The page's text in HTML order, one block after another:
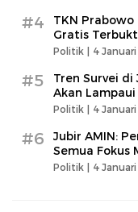
#4
TKN
Gratis
Politik | 4
#5
Tren Survei di
Akan
Politik | 4
#6
Jubir AMIN:
Semua Fokus
Politik | 4